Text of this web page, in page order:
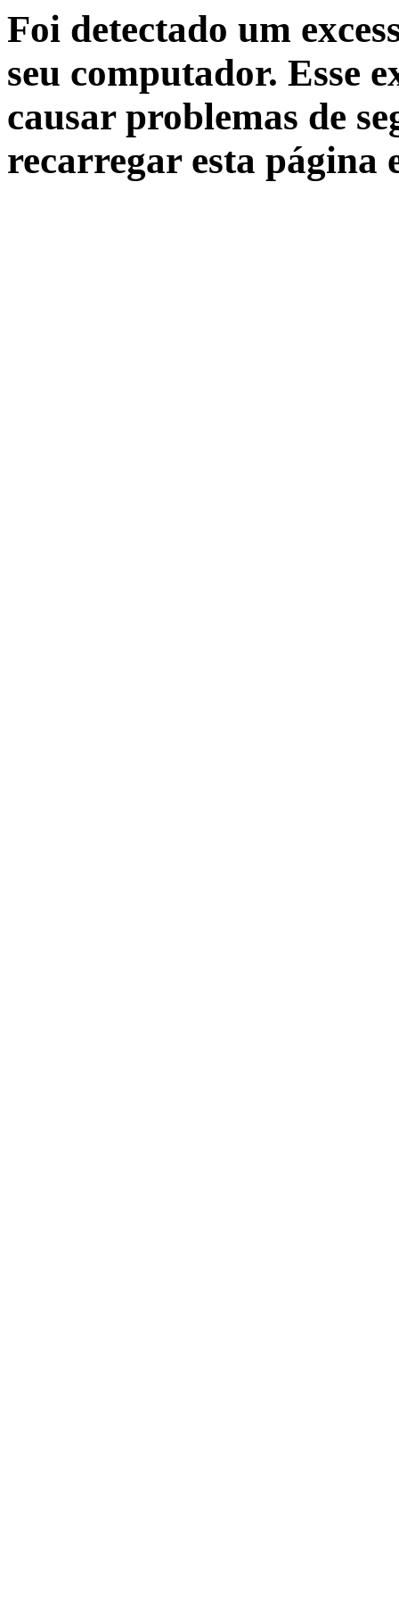
Foi detectado um
seu computador. Esse
causar problemas de
recarregar esta página